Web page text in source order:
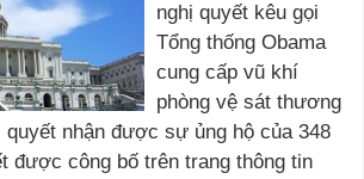
nghị quyết kêu gọi
Tổng thống Obama
cung cấp vũ khí
phòng vệ sát thương
quyết nhận được sự ủng hộ của 348
được công bố trên trang thông tin